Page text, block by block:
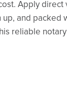
Apply direct
and packed
reliable